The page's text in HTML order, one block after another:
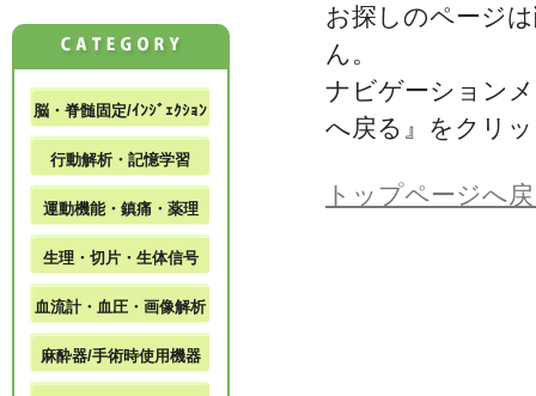
お探しのページ
ん。
ナビゲーション
へ戻る』をクリ
トップページへ
脳・脊髄固定/ｲﾝｼﾞｪｸｼｮﾝ
行動解析・記憶学習
運動機能・鎮痛・薬理
生理・切片・生体信号
血流計・血圧・画像解析
麻酔器/手術時使用機器